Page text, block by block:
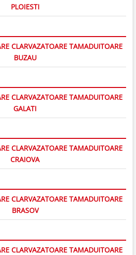
PLOIESTI
CLARVAZATOARE TAMADUITOARE
BUZAU
CLARVAZATOARE TAMADUITOARE
GALATI
CLARVAZATOARE TAMADUITOARE
CRAIOVA
CLARVAZATOARE TAMADUITOARE
BRASOV
CLARVAZATOARE TAMADUITOARE